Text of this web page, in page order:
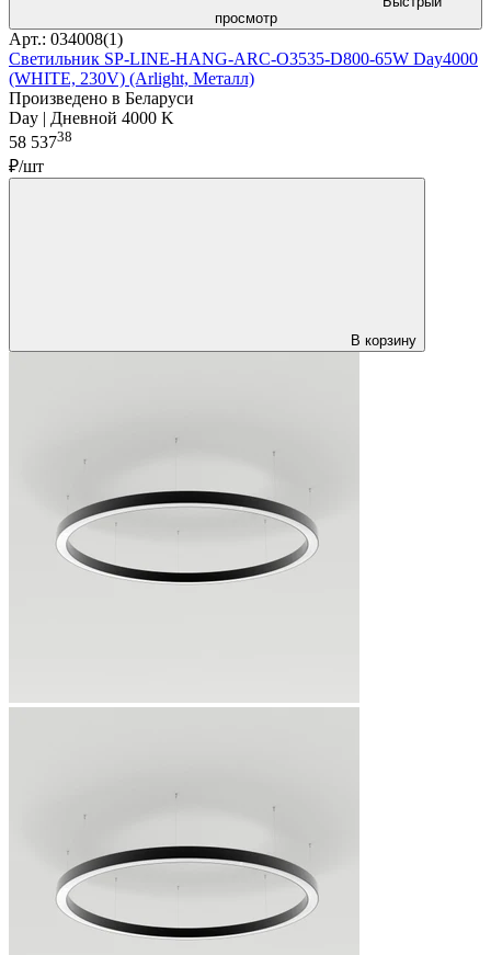
просмотр
Арт.: 034008(1)
Светильник SP-LINE-HANG-ARC-O3535-D800-65W Day4000
(WHITE, 230V) (Arlight, Металл)
Произведено в Беларуси
Day | Дневной 4000 K
58 53738
₽/шт
В корзину